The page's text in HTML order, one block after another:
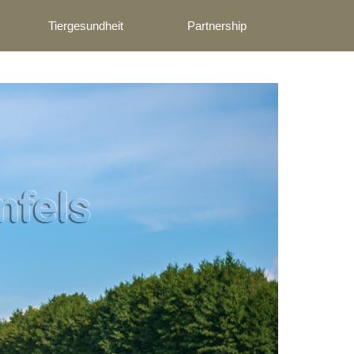
Tiergesundheit Partnership